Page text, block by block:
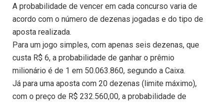
A probabilidade de vencer em cada concurso varia de
acordo com o número de dezenas jogadas e do tipo de
aposta realizada.
Para um jogo simples, com apenas seis dezenas, que
custa R$ 6, a probabilidade de ganhar o prêmio
milionário é de 1 em 50.063.860, segundo a Caixa.
Já para uma aposta com 20 dezenas (limite máximo),
com o preço de R$ 232.560,00, a probabilidade de